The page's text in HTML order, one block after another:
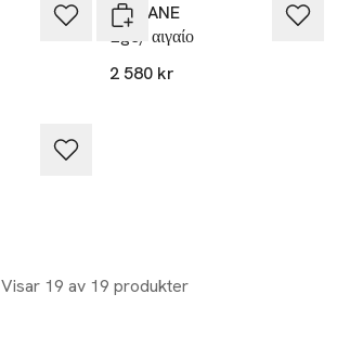
NISHANE
Ege/ αιγαίο
2 580 kr
Visar 19 av 19 produkter